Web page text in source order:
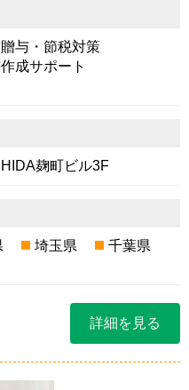
与・節税対策
成サポート
麹町ビル3F
埼玉県
千葉県
詳細を見る